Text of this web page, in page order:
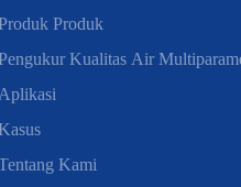
Produk
Kualitas Air
Aplikasi
Kami